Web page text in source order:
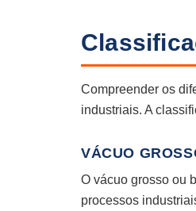
Compreender os
industriais. A
VÁCUO
O vácuo grosso ou
processos